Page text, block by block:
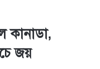
কানাডা,
জয়